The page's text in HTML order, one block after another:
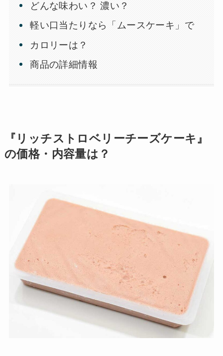
どんな味わい？ 濃い？
軽い口当たりなら「ムースケーキ」で
カロリーは？
商品の詳細情報
『リッチストロベリーチーズケーキ』
の価格・内容量は？